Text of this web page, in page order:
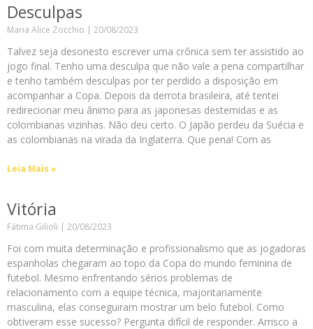
Desculpas
Maria Alice Zocchio 20/08/2023
Talvez seja desonesto escrever uma crônica sem ter assistido ao
jogo final. Tenho uma desculpa que não vale a pena compartilhar
e tenho também desculpas por ter perdido a disposição em
acompanhar a Copa. Depois da derrota brasileira, até tentei
redirecionar meu ânimo para as japonesas destemidas e as
colombianas vizinhas. Não deu certo. O Japão perdeu da Suécia e
as colombianas na virada da Inglaterra. Que pena! Com as
Leia Mais »
Vitória
Fátima Gilioli 20/08/2023
Foi com muita determinação e profissionalismo que as jogadoras
espanholas chegaram ao topo da Copa do mundo feminina de
futebol. Mesmo enfrentando sérios problemas de
relacionamento com a equipe técnica, majoritariamente
masculina, elas conseguiram mostrar um belo futebol. Como
obtiveram esse sucesso? Pergunta difícil de responder. Arrisco a